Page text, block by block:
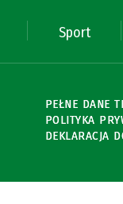
Sport
PEŁNE DANE
POLITYKA
DEKLARACJA